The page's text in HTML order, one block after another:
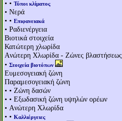
• • Τύποι κλίματος
• Νερά
• • Επιφανειακά
• Ραδιενέργεια
Βιοτικά στοιχεία
Κατώτερη χλωρίδα
Aνώτερη Χλωρίδα - Ζώνες βλαστήσεως
• Στοιχεία βιοτόπων
Ευμεσογειακή ζώνη
Παραμεσογειακή ζώνη
• • Ζώνη δασών
• • Εξωδασική ζώνη υψηλών ορέων
• Aνώτερη Χλωρίδα
• • Καλλιέργειες